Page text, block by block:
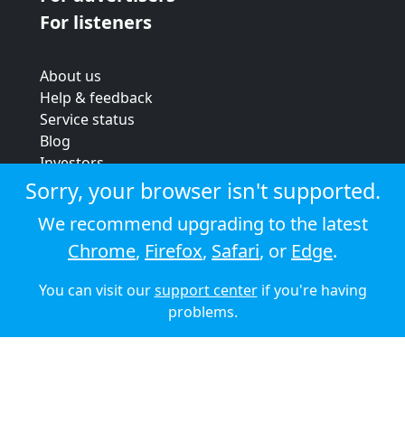
For listeners
About us
Help & feedback
Service status
Blog
Investors
Strategic review
Terms & conditions
Privacy policy
Cookie policy
© 2026 Audioboom
Sorry, your browser isn't supported.
We recommend upgrading to the latest
Chrome, Firefox, Safari, or Edge.
You can visit oursupport centerif you're having
problems.